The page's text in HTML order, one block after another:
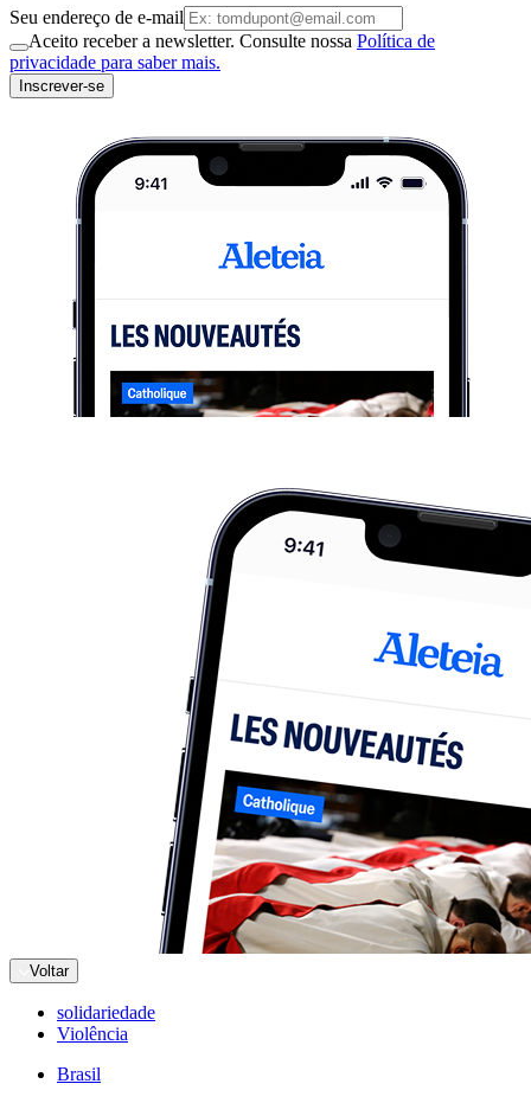
Seu endereço de e-mail
Aceito receber a newsletter. Consulte nossa Política de
privacidade para saber mais.
Inscrever-se
Voltar
solidariedade
Violência
Brasil